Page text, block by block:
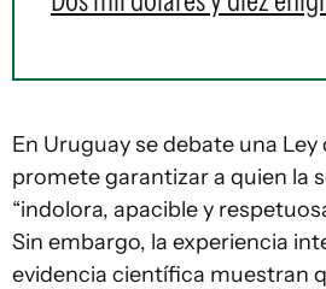
En Uruguay se debate una Ley
promete garantizar a quien la
“indolora, apacible y
Sin embargo, la experiencia
evidencia científica muestran